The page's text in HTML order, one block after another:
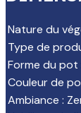
Nature du
Type de
Forme du pot
Couleur de
Ambiance :